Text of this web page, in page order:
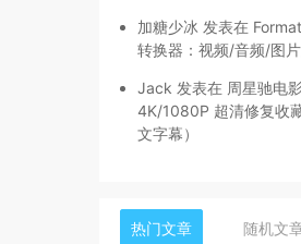
加糖少冰 发表在
转换器：视频/音频/图
Jack 发表在 周星驰电
4K/1080P 超清修复收
文字幕）
热门文章 随机文